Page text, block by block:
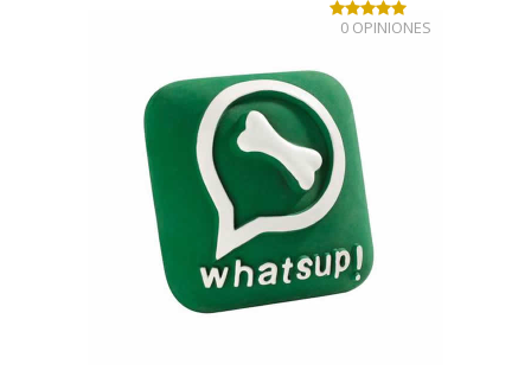
0 OPINIONES